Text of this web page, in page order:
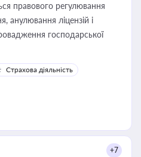
правового регулювання
анулювання ліцензій і
господарської
Страхова діяльність
+7